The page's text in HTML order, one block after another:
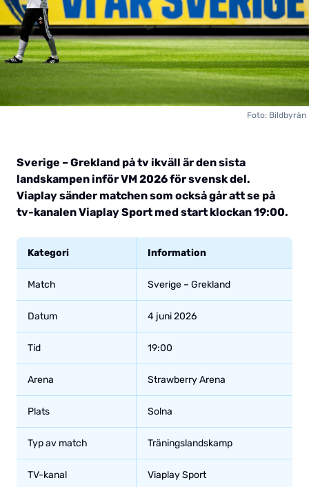
Foto: Bildbyrån
Sverige – Grekland på tv ikväll är den sista
landskampen inför VM 2026 för svensk del.
Viaplay sänder matchen som också går att se på
tv-kanalen Viaplay Sport med start klockan 19:00.
Kategori Information
Match Sverige – Grekland
Datum 4 juni 2026
Tid 19:00
Arena Strawberry Arena
Plats Solna
Typ av match Träningslandskamp
TV-kanal Viaplay Sport